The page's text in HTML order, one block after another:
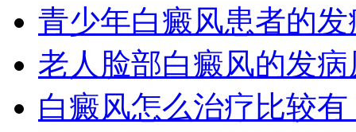
青少年白癜风患者的
老人脸部白癜风的发
白癜风怎么治疗比较有